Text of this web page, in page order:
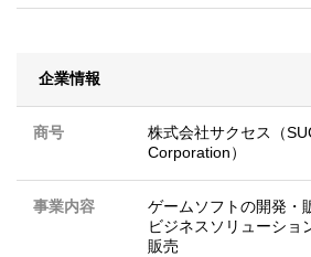
企業情報
商号
株式会社サクセス（
Corporation）
事業内容
ゲームソフトの開発・
ビジネスソリューショ
販売